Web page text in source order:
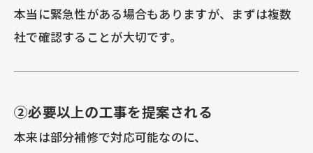
本当に緊急性がある場合もありますが、まずは複数
社で確認することが大切です。
②必要以上の工事を提案される
本来は部分補修で対応可能なのに、